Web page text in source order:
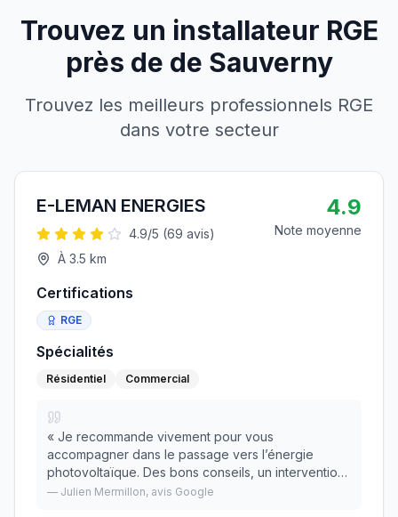
Trouvez un installateur RGE
près de de Sauverny
Trouvez les meilleurs professionnels RGE
dans votre secteur
E-LEMAN ENERGIES
4.9/5 (69 avis)
À 3.5 km
4.9
Note moyenne
Certifications
RGE
Spécialités
Résidentiel Commercial
« Je recommande vivement pour vous
accompagner dans le passage vers l’énergie
photovoltaïque. Des bons conseils, un intervention
(et des finitions) de qualité, un suivi irréprochable.
— Julien Mermillon, avis Google